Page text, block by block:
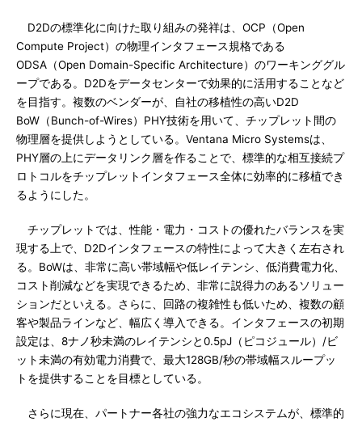
D2Dの標準化に向けた取り組みの発祥は、OCP（Open
Compute Project）の物理インタフェース規格である
ODSA（Open Domain-Specific Architecture）のワーキンググル
ープである。D2Dをデータセンターで効果的に活用することなど
を目指す。複数のベンダーが、自社の移植性の高いD2D
BoW（Bunch-of-Wires）PHY技術を用いて、チップレット間の
物理層を提供しようとしている。Ventana Micro Systemsは、
PHY層の上にデータリンク層を作ることで、標準的な相互接続プ
ロトコルをチップレットインタフェース全体に効率的に移植でき
るようにした。
チップレットでは、性能・電力・コストの優れたバランスを実
現する上で、D2Dインタフェースの特性によって大きく左右され
る。BoWは、非常に高い帯域幅や低レイテンシ、低消費電力化、
コスト削減などを実現できるため、非常に説得力のあるソリュー
ションだといえる。さらに、回路の複雑性も低いため、複数の顧
客や製品ラインなど、幅広く導入できる。インタフェースの初期
設定は、8ナノ秒未満のレイテンシと0.5pJ（ピコジュール）/ビ
ット未満の有効電力消費で、最大128GB/秒の帯域幅スループッ
トを提供することを目標としている。
さらに現在、パートナー各社の強力なエコシステムが、標準的